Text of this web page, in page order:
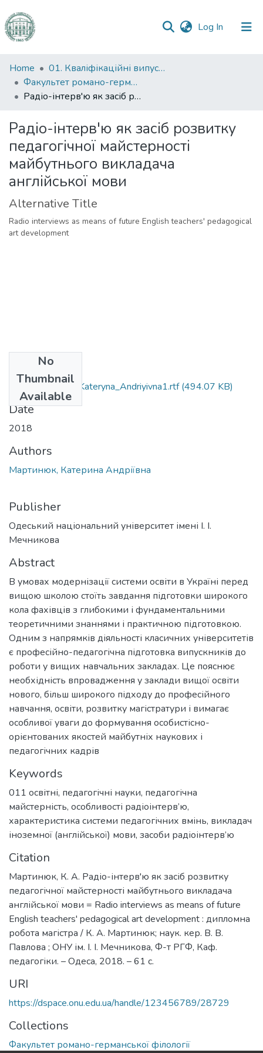
Log In (current)
Communities
&
Collections
Statistics
Home
01. Кваліфікаційні випускні роботи здобувачів вищої освіти
Факультет романо-германської філології
Радіо-інтерв'ю як засіб розвитку педагогічної майстерності майбутнього викладача англійської мови
Радіо-інтерв'ю як засіб розвитку
педагогічної майстерності
майбутнього викладача
англійської мови
Alternative Title
Radio interviews as means of future English teachers' pedagogical
art development
No
Thumbnail
Available
011_Martynyuk_Kateryna_Andriyivna1.rtf(494.07 KB)
Date
2018
Authors
Мартинюк, Катерина Андріївна
Publisher
Одеський національний університет імені І. І.
Мечникова
Abstract
В умовах модернізації системи освіти в Україні перед
вищою школою стоїть завдання підготовки широкого
кола фахівців з глибокими і фундаментальними
теоретичними знаннями і практичною підготовкою.
Одним з напрямків діяльності класичних університетів
є професійно-педагогічна підготовка випускників до
роботи у вищих навчальних закладах. Це пояснює
необхідність впровадження у заклади вищої освіти
нового, більш широкого підходу до професійного
навчання, освіти, розвитку магістратури і вимагає
особливої уваги до формування особистісно-
орієнтованих якостей майбутніх наукових і
педагогічних кадрів
Keywords
011 освітні, педагогічні науки, педагогічна
майстерність, особливості радіоінтерв’ю,
характеристика системи педагогічних вмінь, викладач
іноземної (англійської) мови, засоби радіоінтерв’ю
Citation
Мартинюк, К. А. Радіо-інтерв'ю як засіб розвитку
педагогічної майстерності майбутнього викладача
англійської мови = Radio interviews as means of future
English teachers' pedagogical art development : дипломна
робота магістра / К. А. Мартинюк; наук. кер. В. В.
Павлова ; ОНУ ім. І. І. Мечникова, Ф-т РГФ, Каф.
педагогіки. – Одеса, 2018. – 61 с.
URI
https://dspace.onu.edu.ua/handle/123456789/28729
Collections
Факультет романо-германської філології